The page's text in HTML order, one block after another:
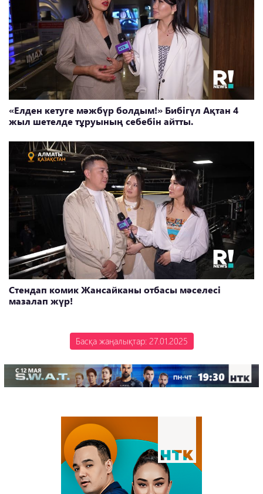
«Елден кетуге мәжбүр болдым!» Бибігүл Ақтан 4
жыл шетелде тұруының себебін айтты.
Стендап комик Жансайканы отбасы мәселесі
мазалап жүр!
Басқа жаңалықтар: 27.01.2025